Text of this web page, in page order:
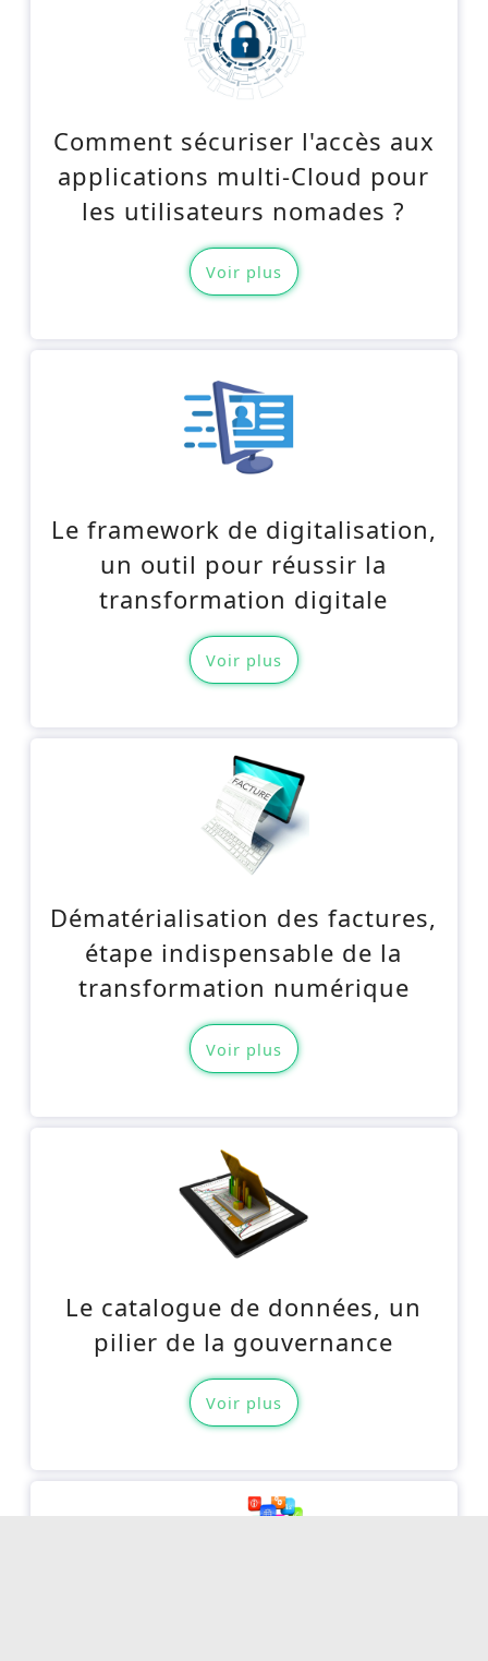
Comment sécuriser l'accès aux
applications multi-Cloud pour
les utilisateurs nomades ?
Voir plus
Le framework de digitalisation,
un outil pour réussir la
transformation digitale
Voir plus
Dématérialisation des factures,
étape indispensable de la
transformation numérique
Voir plus
Le catalogue de données, un
pilier de la gouvernance
Voir plus